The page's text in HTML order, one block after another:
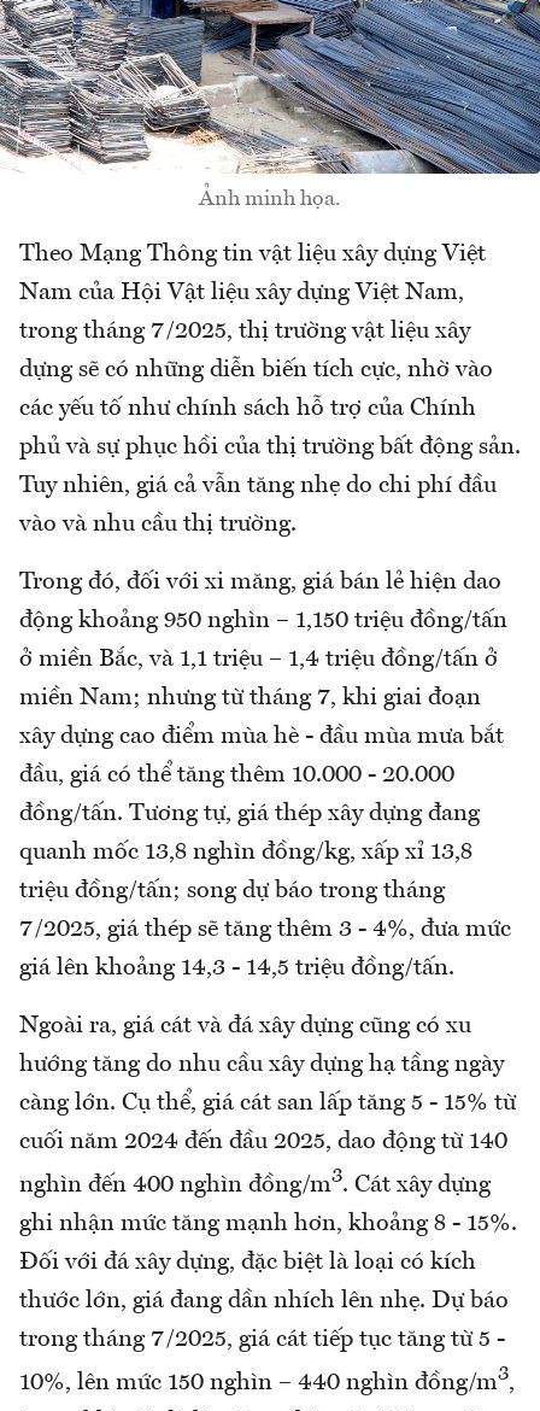
Ảnh minh họa.
Theo Mạng Thông tin vật liệu xây dựng Việt
Nam của Hội Vật liệu xây dựng Việt Nam,
trong tháng 7/2025, thị trường vật liệu xây
dựng sẽ có những diễn biến tích cực, nhờ vào
các yếu tố như chính sách hỗ trợ của Chính
phủ và sự phục hồi của thị trường bất động sản.
Tuy nhiên, giá cả vẫn tăng nhẹ do chi phí đầu
vào và nhu cầu thị trường.
Trong đó, đối với xi măng, giá bán lẻ hiện dao
động khoảng 950 nghìn – 1,150 triệu đồng/tấn
ở miền Bắc, và 1,1 triệu – 1,4 triệu đồng/tấn ở
miền Nam; nhưng từ tháng 7, khi giai đoạn
xây dựng cao điểm mùa hè - đầu mùa mưa bắt
đầu, giá có thể tăng thêm 10.000 - 20.000
đồng/tấn. Tương tự, giá thép xây dựng đang
quanh mốc 13,8 nghìn đồng/kg, xấp xỉ 13,8
triệu đồng/tấn; song dự báo trong tháng
7/2025, giá thép sẽ tăng thêm 3 - 4%, đưa mức
giá lên khoảng 14,3 - 14,5 triệu đồng/tấn.
Ngoài ra, giá cát và đá xây dựng cũng có xu
hướng tăng do nhu cầu xây dựng hạ tầng ngày
càng lớn. Cụ thể, giá cát san lấp tăng 5 - 15% từ
cuối năm 2024 đến đầu 2025, dao động từ 140
nghìn đến 400 nghìn đồng/m3. Cát xây dựng
ghi nhận mức tăng mạnh hơn, khoảng 8 - 15%.
Đối với đá xây dựng, đặc biệt là loại có kích
thước lớn, giá đang dần nhích lên nhẹ. Dự báo
trong tháng 7/2025, giá cát tiếp tục tăng từ 5 -
10%, lên mức 150 nghìn – 440 nghìn đồng/m3,